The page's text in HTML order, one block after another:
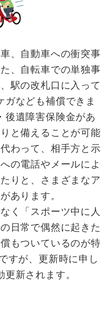
、自動車への衝突事
、自転車での単独事
駅の改札口に入って
ガなども補償できま
後遺障害保険金があ
と備えることが可能
わって、相手方と示
の電話やメールによ
りと、さまざまなア
あります。
く「スポーツ中に人
日常で偶然に起きた
もついているのが特
すが、更新時に申し
新されます。